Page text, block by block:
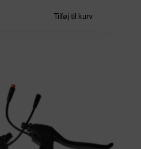
Tilføj til kurv